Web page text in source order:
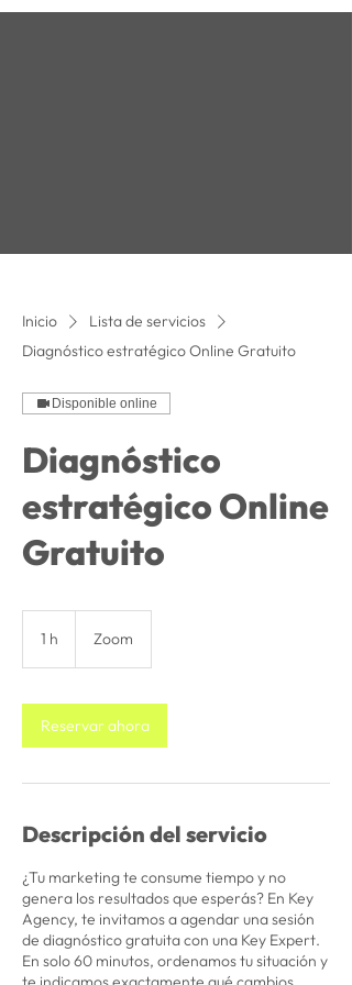
Inicio
Lista de servicios
Diagnóstico estratégico Online Gratuito
Disponible online
Diagnóstico
estratégico Online
Gratuito
1 h Zoom
Reservar ahora
Descripción del servicio
¿Tu marketing te consume tiempo y no
genera los resultados que esperás? En Key
Agency, te invitamos a agendar una sesión
de diagnóstico gratuita con una Key Expert.
En solo 60 minutos, ordenamos tu situación y